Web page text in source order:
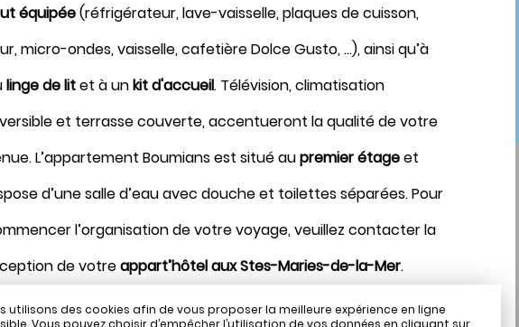
Réserver
équipée(réfrigérateur, lave-vaisselle, plaques de cuisson,
micro-ondes, vaisselle, cafetière Dolce Gusto, …), ainsi qu’à
linge de litet à unkit d'accueil. Télévision, climatisation
et terrasse couverte, accentueront la qualité de votre
L’appartement Boumians est situé aupremier étageet
d’une salle d’eau avec douche et toilettes séparées. Pour
l’organisation de votre voyage, veuillez contacter la
de votreappart’hôtel aux Stes-Maries-de-la-Mer.
utilisons des cookies afin de vous proposer la meilleure expérience en ligne
Vous pouvez choisir d’empêcher l’utilisation de vos données en cliquant sur